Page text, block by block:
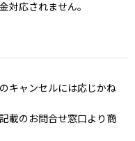
対応されません。
キャンセルには応じかね
載のお問合せ窓口より商